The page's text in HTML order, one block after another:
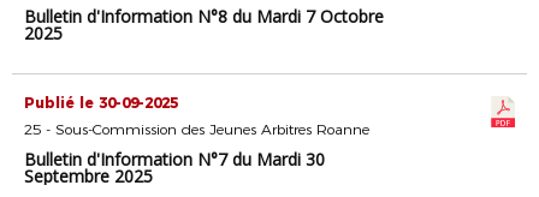
Bulletin d'Information N°8 du Mardi 7 Octobre
2025
Publié le 30-09-2025
25 - Sous-Commission des Jeunes Arbitres Roanne
Bulletin d'Information N°7 du Mardi 30
Septembre 2025